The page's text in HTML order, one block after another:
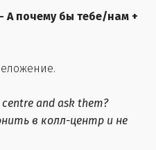
А почему бы тебе/нам +
and ask them?
в колл-центр и не